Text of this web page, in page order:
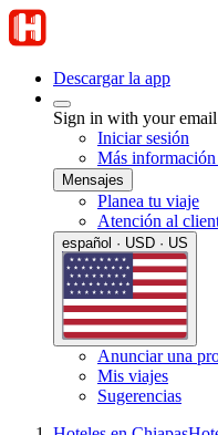
Descargar la app
Sign in with your
Iniciar sesión
Más
Mensajes
Planea tu viaje
Atención al
español · USD · US
Anunciar una
Mis viajes
Sugerencias